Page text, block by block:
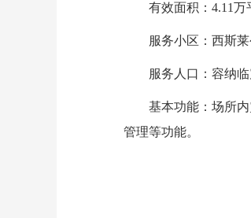
有效面积：4.11万
服务小区：西斯莱
服务人口：容纳临震
基本功能：场所内灾
管理等功能。